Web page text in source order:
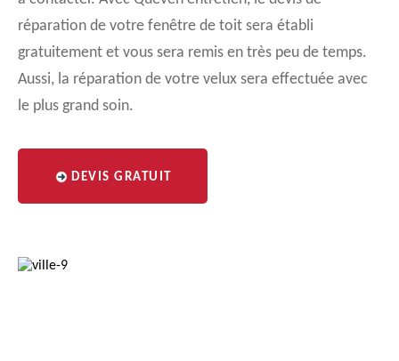
réparation de votre fenêtre de toit sera établi
gratuitement et vous sera remis en très peu de temps.
Aussi, la réparation de votre velux sera effectuée avec
le plus grand soin.
DEVIS GRATUIT